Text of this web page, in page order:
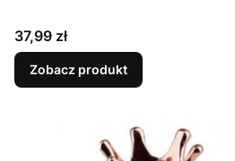
Cena
37,99 zł
Zobacz produkt